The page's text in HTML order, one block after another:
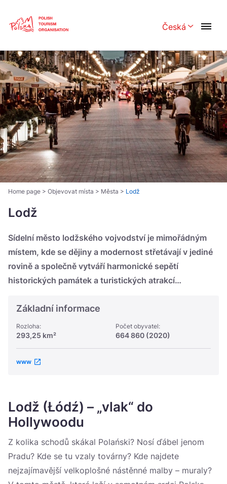
Česká
Polski English
Česká 中国
Dansk Deutsch
Español Français
Italiano Magyar
Nederlands 日本語
Português Norsk
Suomi
Zamknij
Home page > Objevovat místa > Města > Lodž
Lodž
Sídelní město lodžského vojvodství je mimořádným
místem, kde se dějiny a modernost střetávají v jediné
rovině a společně vytváří harmonické sepětí
historických památek a turistických atrakcí…
Základní informace
Rozloha:
293,25 km²
Počet obyvatel:
664 860 (2020)
www
Lodž (Łódź) – „vlak“ do
Hollywoodu
Z kolika schodů skákal Polański? Nosí ďábel jenom
Pradu? Kde se tu vzaly továrny? Kde najdete
nejzajímavější velkoplošné nástěnné malby – muraly?